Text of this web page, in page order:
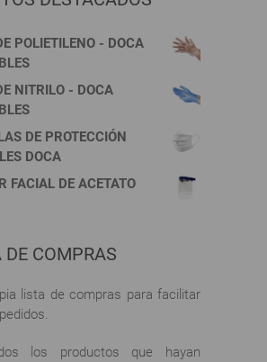
de
POLIETILENO - DOCA
NITRILO - DOCA
DE PROTECCIÓN
DOCA
FACIAL DE ACETATO
COMPRAS
lista de compras para facilitar
los productos que hayan